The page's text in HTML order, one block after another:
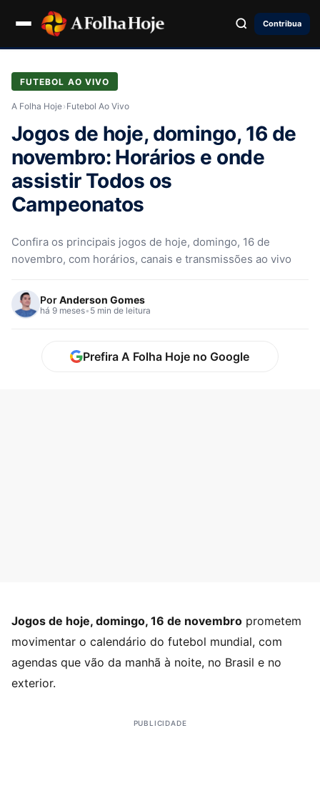
Contribua
FUTEBOL AO VIVO
A Folha Hoje› Futebol Ao Vivo
Jogos de hoje, domingo, 16 de
novembro: Horários e onde
assistir Todos os
Campeonatos
Confira os principais jogos de hoje, domingo, 16 de
novembro, com horários, canais e transmissões ao vivo
PorAnderson Gomes
há 9 meses• 5 min de leitura
Prefira A Folha Hoje no Google
Jogos de hoje, domingo, 16 de novembro prometem
movimentar o calendário do futebol mundial, com
agendas que vão da manhã à noite, no Brasil e no
exterior.
PUBLICIDADE